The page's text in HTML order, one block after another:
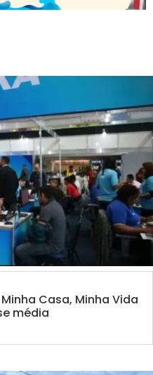
Casa, Minha Vida
média